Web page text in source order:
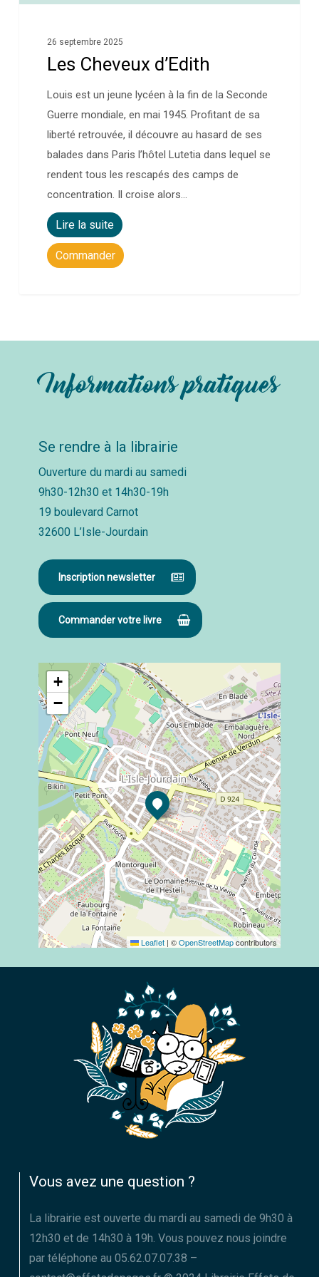
26 septembre 2025
Les Cheveux d’Edith
Louis est un jeune lycéen à la fin de la Seconde
Guerre mondiale, en mai 1945. Profitant de sa
liberté retrouvée, il découvre au hasard de ses
balades dans Paris l’hôtel Lutetia dans lequel se
rendent tous les rescapés des camps de
concentration. Il croise alors…
Lire la suite
Commander
Informations pratiques
Se rendre à la librairie
Ouverture du mardi au samedi
9h30-12h30 et 14h30-19h
19 boulevard Carnot
32600 L’Isle-Jourdain
Inscription newsletter
Commander votre livre
+
−
Leaflet | ©OpenStreetMapcontributors
Vous avez une question ?
La librairie est ouverte du mardi au samedi de 9h30 à
12h30 et de 14h30 à 19h. Vous pouvez nous joindre
par téléphone au 05.62.07.07.38 –